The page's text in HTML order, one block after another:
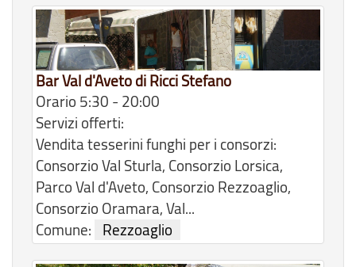
Bar Val d'Aveto di Ricci Stefano
Orario 5:30 - 20:00
Servizi offerti:
Vendita tesserini funghi per i consorzi:
Consorzio Val Sturla, Consorzio Lorsica,
Parco Val d'Aveto, Consorzio Rezzoaglio,
Consorzio Oramara, Val...
Comune:
Rezzoaglio